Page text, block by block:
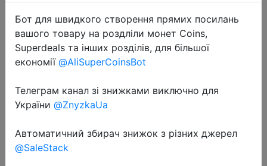
$0.54
App Price
Бот для швидкого створення прямих посилань
вашого товару на роздліли монет Coins,
Superdeals та інших розділів, для більшої
економії @AliSuperCoinsBot
Телеграм канал зі знижками виключно для
України @ZnyzkaUa
Автоматичний збирач знижок з різних джерел
@SaleStack